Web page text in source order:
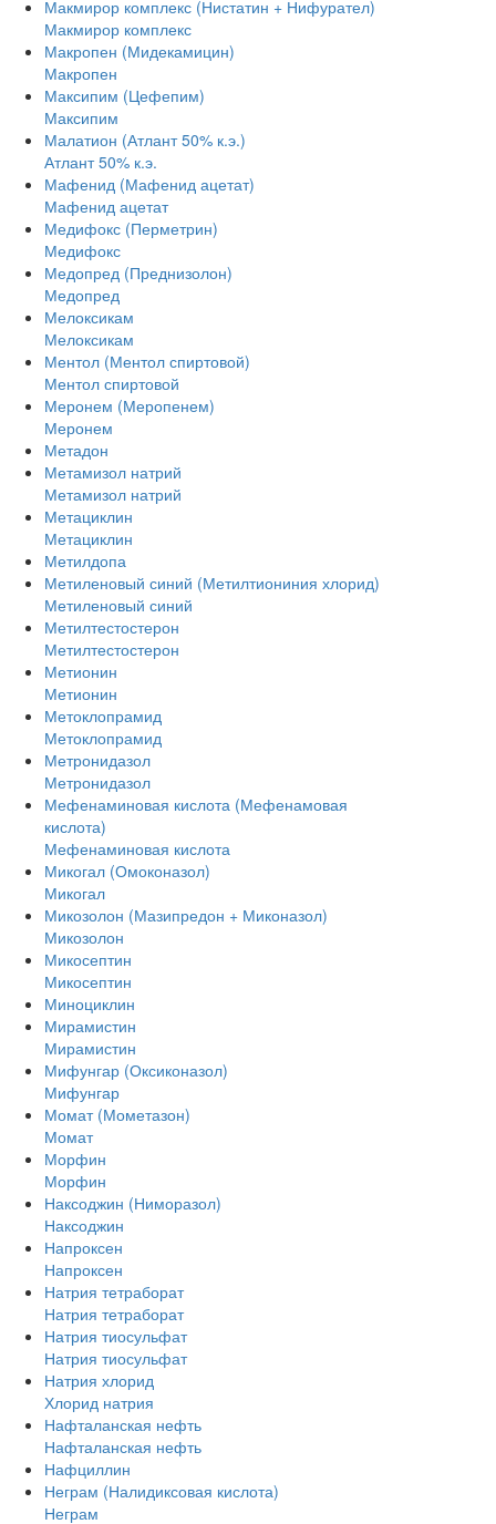
Макмирор комплекс (Нистатин + Нифурател)
Макмирор комплекс
Макропен (Мидекамицин)
Макропен
Максипим (Цефепим)
Максипим
Малатион (Атлант 50% к.э.)
Атлант 50% к.э.
Мафенид (Мафенид ацетат)
Мафенид ацетат
Медифокс (Перметрин)
Медифокс
Медопред (Преднизолон)
Медопред
Мелоксикам
Мелоксикам
Ментол (Ментол спиртовой)
Ментол спиртовой
Меронем (Меропенем)
Меронем
Метадон
Метамизол натрий
Метамизол натрий
Метациклин
Метациклин
Метилдопа
Метиленовый синий (Метилтиониния хлорид)
Метиленовый синий
Метилтестостерон
Метилтестостерон
Метионин
Метионин
Метоклопрамид
Метоклопрамид
Метронидазол
Метронидазол
Мефенаминовая кислота (Мефенамовая
кислота)
Мефенаминовая кислота
Микогал (Омоконазол)
Микогал
Микозолон (Мазипредон + Миконазол)
Микозолон
Микосептин
Микосептин
Миноциклин
Мирамистин
Мирамистин
Мифунгар (Оксиконазол)
Мифунгар
Момат (Мометазон)
Момат
Морфин
Морфин
Наксоджин (Ниморазол)
Наксоджин
Напроксен
Напроксен
Натрия тетраборат
Натрия тетраборат
Натрия тиосульфат
Натрия тиосульфат
Натрия хлорид
Хлорид натрия
Нафталанская нефть
Нафталанская нефть
Нафциллин
Неграм (Налидиксовая кислота)
Неграм